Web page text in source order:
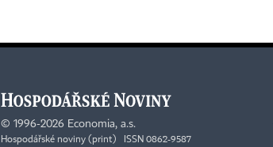
© 1996-2026 Economia, a.s.
Hospodářské noviny (print) ISSN 0862-9587